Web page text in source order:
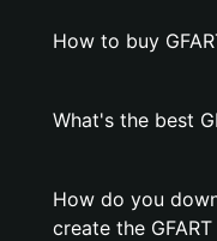
How to buy
What's the best
How do you
create the